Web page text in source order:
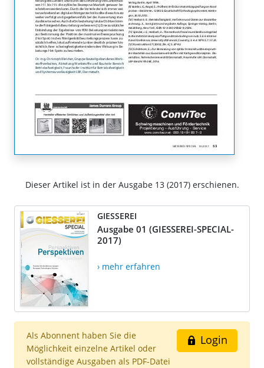
Dieser Artikel ist in der Ausgabe 13 (2017) erschienen.
GIESSEREI
Ausgabe 01 (GIESSEREI-SPECIAL-
2017)
› mehr erfahren
Login
Als Abonnent haben Sie die
Möglichkeit einzelne Artikel oder
vollständige Ausgaben als PDF-Datei